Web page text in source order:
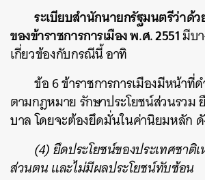
ระเบียบสำนักนายกรัฐมนตรีว่าด้
ของข้าราชการการเมือง พ.ศ. 2551มีบ
เกี่ยวข้องกับกรณีนี้ อาทิ
ข้อ 6 ข้าราชการการเมืองมีหน้าที่
ตามกฎหมาย รักษาประโยชน์ส่วนรวม
บาล โดยจะต้องยึดมั่นในค่านิยมหลัก
(4) ยึดประโยชน์ของประเทศชาติ
ส่วนตน และไม่มีผลประโยชน์ทับซ้อน